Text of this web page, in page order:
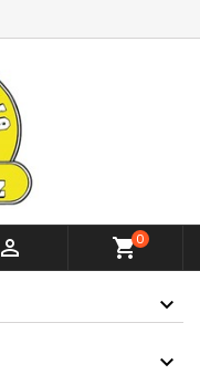
 shopping_cart0